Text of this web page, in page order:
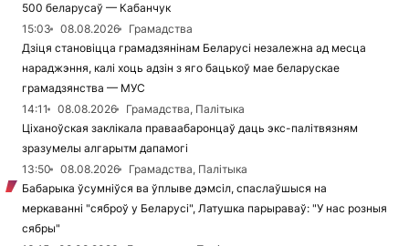
500 беларусаў — Кабанчук
15:03
08.08.2026
Грамадства
Дзіця становіцца грамадзянінам Беларусі незалежна ад месца
нараджэння, калі хоць адзін з яго бацькоў мае беларускае
грамадзянства — МУС
14:11
08.08.2026
Грамадства, Палітыка
Ціханоўская заклікала праваабаронцаў даць экс-палітвязням
зразумелы алгарытм дапамогі
13:50
08.08.2026
Грамадства, Палітыка
Бабарыка ўсумніўся ва ўплыве дэмсіл, спаслаўшыся на
меркаванні "сяброў у Беларусі", Латушка парыраваў: "У нас розныя
сябры"